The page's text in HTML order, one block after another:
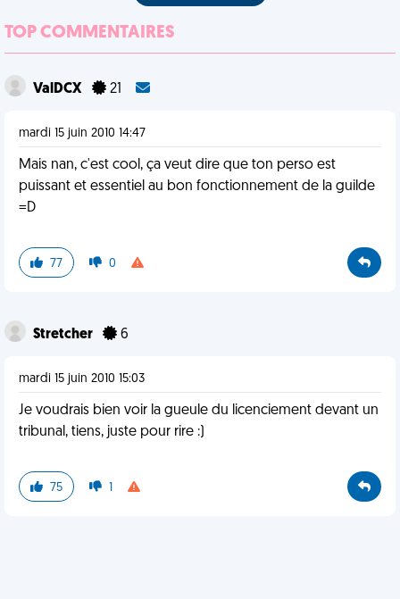
TOP COMMENTAIRES
ValDCX 21
mardi 15 juin 2010 14:47
Mais nan, c'est cool, ça veut dire que ton perso est
puissant et essentiel au bon fonctionnement de la guilde
=D
77 0
Stretcher 6
mardi 15 juin 2010 15:03
Je voudrais bien voir la gueule du licenciement devant un
tribunal, tiens, juste pour rire :)
75 1